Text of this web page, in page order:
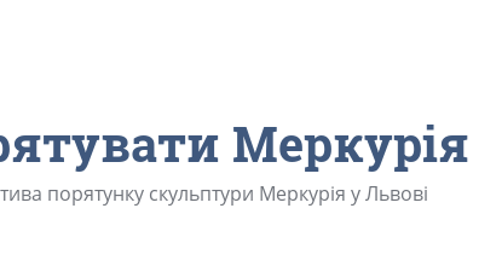
Меркурія
порятунку скульптури Меркурія у Львові